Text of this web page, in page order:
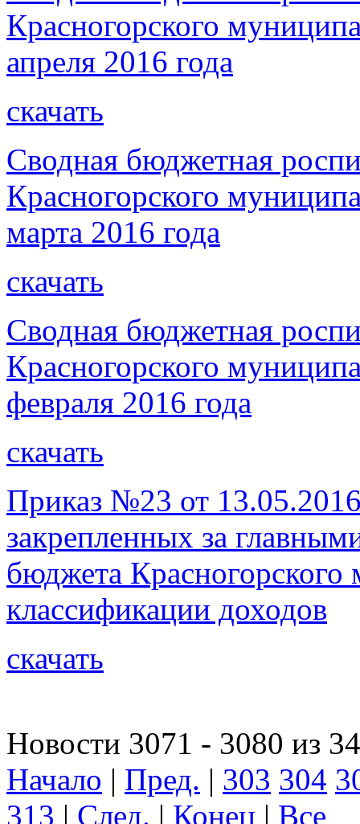
Красногорского
апреля 2016 года
скачать
Сводная бюджетная
Красногорского
марта 2016 года
скачать
Сводная бюджетная
Красногорского
февраля 2016 года
скачать
Приказ №23 от
закрепленных за
бюджета Красногорского
классификации доходов
скачать
Новости 3071 - 3080 из
Начало | Пред. | 303 304
313 | След. | Конец | Все